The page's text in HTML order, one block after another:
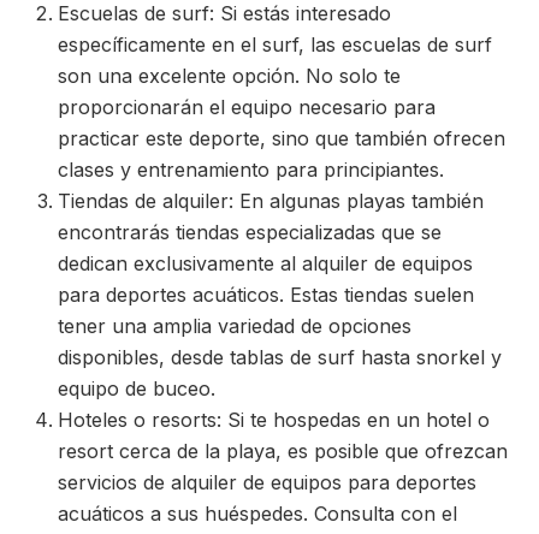
Escuelas de surf: Si estás interesado
específicamente en el surf, las escuelas de surf
son una excelente opción. No solo te
proporcionarán el equipo necesario para
practicar este deporte, sino que también ofrecen
clases y entrenamiento para principiantes.
Tiendas de alquiler: En algunas playas también
encontrarás tiendas especializadas que se
dedican exclusivamente al alquiler de equipos
para deportes acuáticos. Estas tiendas suelen
tener una amplia variedad de opciones
disponibles, desde tablas de surf hasta snorkel y
equipo de buceo.
Hoteles o resorts: Si te hospedas en un hotel o
resort cerca de la playa, es posible que ofrezcan
servicios de alquiler de equipos para deportes
acuáticos a sus huéspedes. Consulta con el